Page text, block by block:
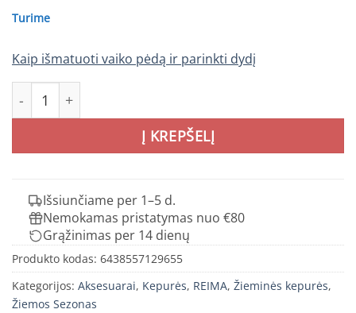
Turime
Kaip išmatuoti vaiko pėdą ir parinkti dydį
produkto kiekis: REIMA STARRIE merino vilnos kepurytė
Į KREPŠELĮ
Išsiunčiame per 1–5 d.
Nemokamas pristatymas nuo €80
Grąžinimas per 14 dienų
Produkto kodas: 6438557129655
Kategorijos: Aksesuarai, Kepurės, REIMA, Žieminės kepurės,
Žiemos Sezonas